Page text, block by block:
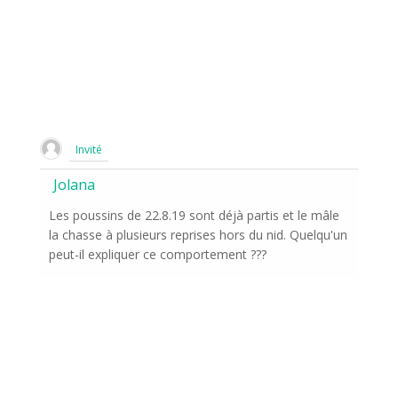
Invité
Jolana
Les poussins de 22.8.19 sont déjà partis et le mâle
la chasse à plusieurs reprises hors du nid. Quelqu'un
peut-il expliquer ce comportement ???